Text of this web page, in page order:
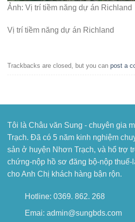
Ảnh: Vị trí tiềm năng dự án Richland
Vị trí tiềm năng dự án Richland
Trackbacks are closed, but you can post a
Tôi là Châu văn Sung - chuyên gia
Trạch. Đã có 5 năm kinh nghiệm
sản ở huyện Nhơn Trạch, và hổ trợ
chứng-nộp hồ sơ đăng bộ-nộp thuế-
cho Anh Chị khách hàng bận rộn.
Hotline: 0369. 862. 268
Emai: admin@sungbds.com